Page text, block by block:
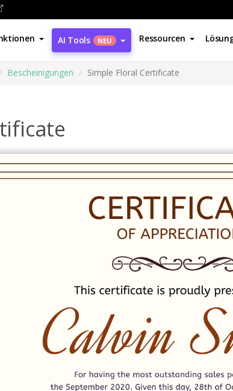
AI Tools NEU Ressourcen
Bescheinigungen Simple Floral Certificate